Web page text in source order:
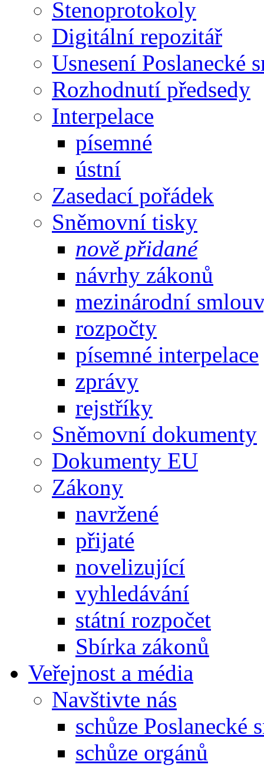
Stenoprotokoly
Digitální repozitář
Usnesení Poslanecké
Rozhodnutí předsedy
Interpelace
písemné
ústní
Zasedací pořádek
Sněmovní tisky
nově přidané
návrhy zákonů
mezinárodní
rozpočty
písemné interpelace
zprávy
rejstříky
Sněmovní dokumenty
Dokumenty EU
Zákony
navržené
přijaté
novelizující
vyhledávání
státní rozpočet
Sbírka zákonů
Veřejnost a média
Navštivte nás
schůze Poslanecké
schůze orgánů